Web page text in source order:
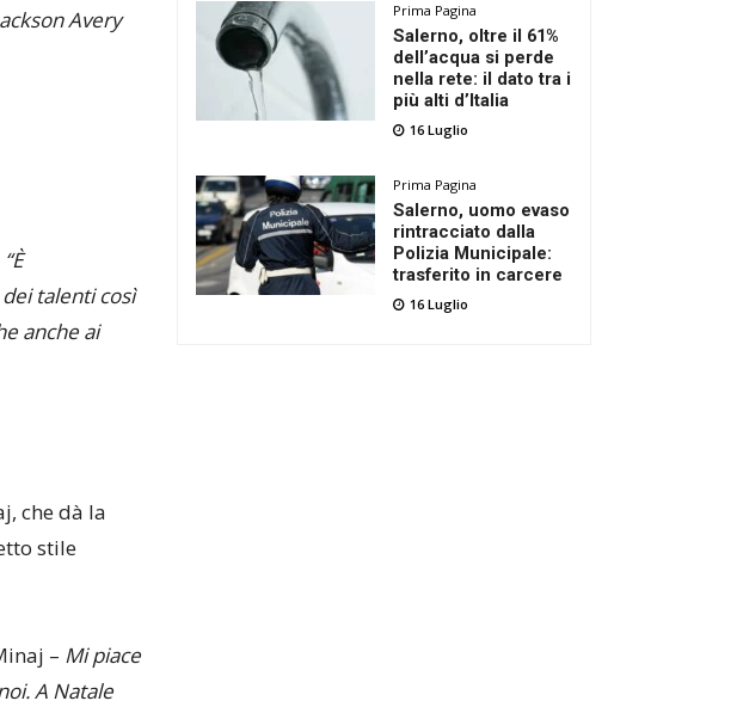
Avery
“È
talenti così
anche ai
che dà la
stile
– Mi piace
A Natale
Prima Pagina
Salerno, oltre il 61%
dell’acqua si perde
nella rete: il dato tra i
più alti d’Italia
16 Luglio
Prima Pagina
Salerno, uomo evaso
rintracciato dalla
Polizia Municipale:
trasferito in carcere
16 Luglio